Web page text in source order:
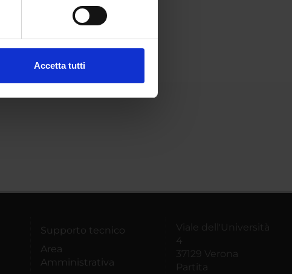
Accetta tutti
Supporto tecnico
Area
Amministrativa
Viale dell'Università
4
37129 Verona
Partita